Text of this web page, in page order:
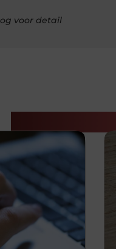
voor detail